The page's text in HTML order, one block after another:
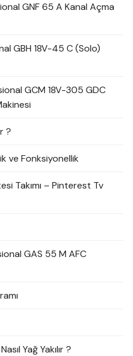
GNF 65 A Kanal Açma
GBH 18V-45 C (Solo)
GCM 18V-305 GDC
?
ve Fonksiyonellik
Takımı – Pinterest Tv
GAS 55 M AFC
Yağ Yakılır ?